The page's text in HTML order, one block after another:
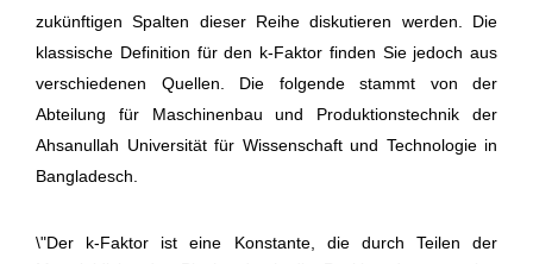
zukünftigen Spalten dieser Reihe diskutieren werden. Die
klassische Definition für den k-Faktor finden Sie jedoch aus
verschiedenen Quellen. Die folgende stammt von der
Abteilung für Maschinenbau und Produktionstechnik der
Ahsanullah Universität für Wissenschaft und Technologie in
Bangladesch.
\"Der k-Faktor ist eine Konstante, die durch Teilen der